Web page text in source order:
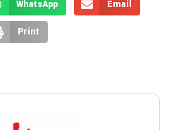
WhatsApp Email
Print